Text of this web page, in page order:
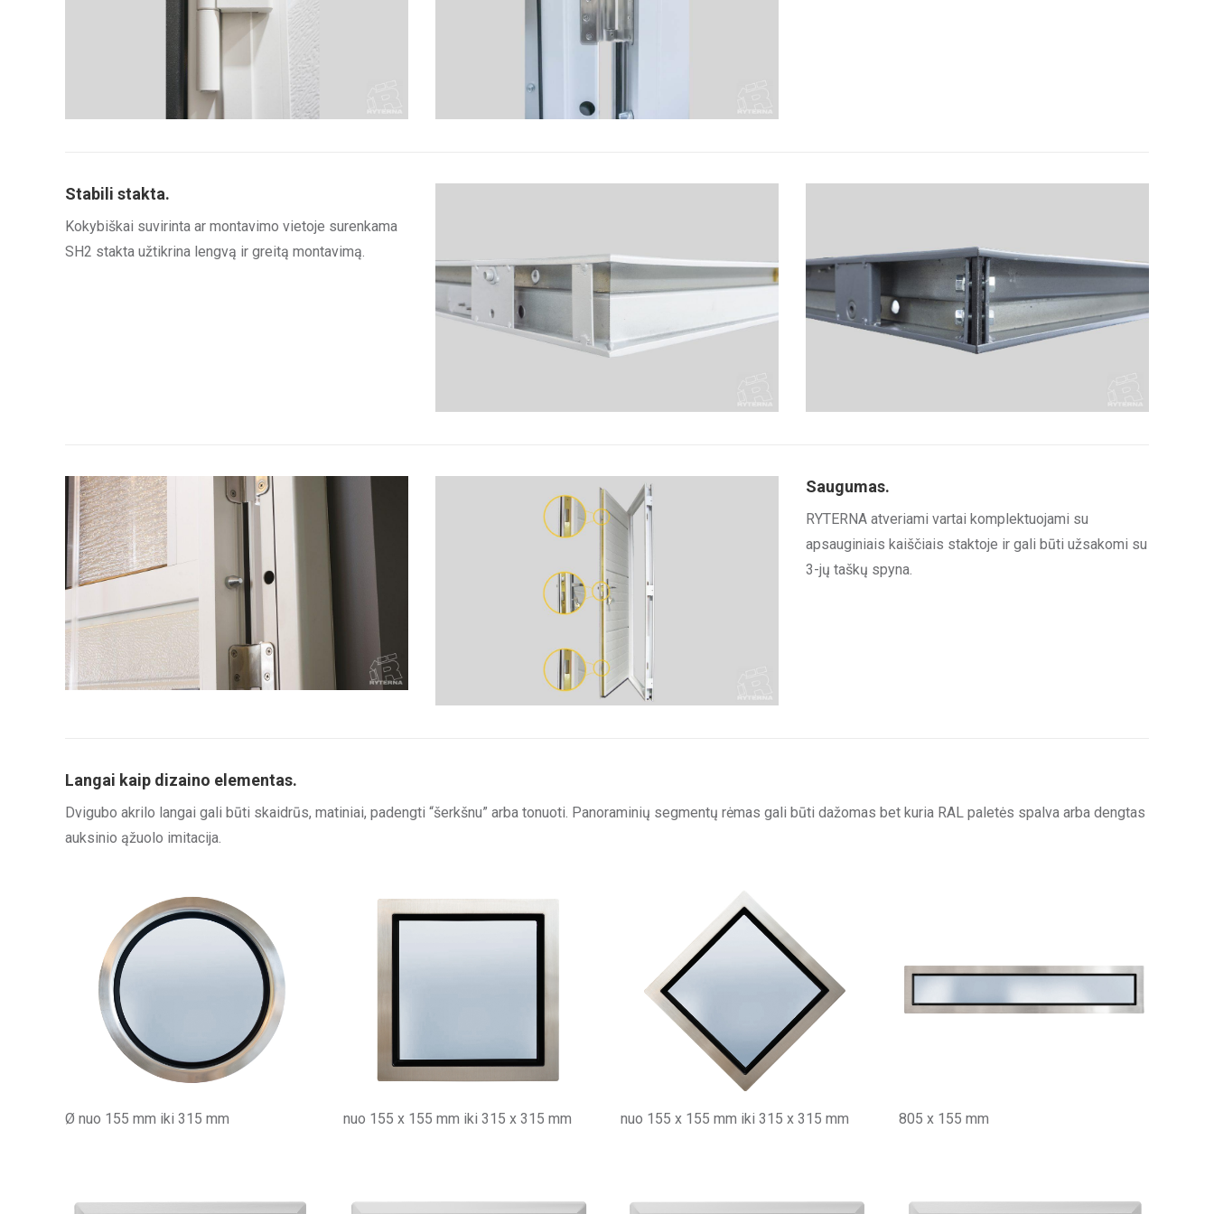
Stabili stakta.
Kokybiškai suvirinta ar montavimo vietoje surenkama
SH2 stakta užtikrina lengvą ir greitą montavimą.
Saugumas.
RYTERNA atveriami vartai komplektuojami su
apsauginiais kaiščiais staktoje ir gali būti užsakomi su
3-jų taškų spyna.
Langai kaip dizaino elementas.
Dvigubo akrilo langai gali būti skaidrūs, matiniai, padengti “šerkšnu” arba tonuoti. Panoraminių segmentų rėmas gali būti dažomas bet kuria RAL paletės spalva arba dengtas
auksinio ąžuolo imitacija.
Ø nuo 155 mm iki 315 mm nuo 155 x 155 mm iki 315 x 315 mm nuo 155 x 155 mm iki 315 x 315 mm 805 x 155 mm